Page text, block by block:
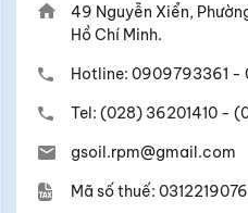
49 Nguyễn Xiển,
Hồ Chí Minh.
Hotline: 0909793361 -
Tel: (028) 36201410 -
gsoil.rpm@gmail.com
Mã số thuế: 0312219076